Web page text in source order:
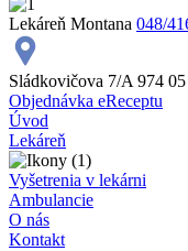
Lekáreň Montana 048/
Sládkovičova 7/A 974
Objednávka eReceptu
Úvod
Lekáreň
Vyšetrenia v lekárni
Ambulancie
O nás
Kontakt